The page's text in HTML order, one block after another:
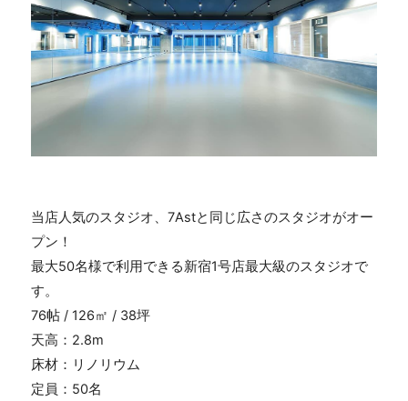
当店人気のスタジオ、7Astと同じ広さのスタジオがオー
プン！
最大50名様で利用できる新宿1号店最大級のスタジオで
す。
76帖 / 126㎡ / 38坪
天高：2.8m
床材：リノリウム
定員：50名